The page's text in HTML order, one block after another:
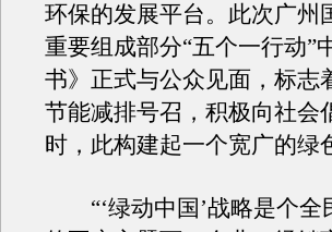
环保的发展平台。此次广州
重要组成部分“五个一行动”
书》正式与公众见面，标志
节能减排号召，积极向社会
时，此构建起一个宽广的绿
“‘绿动中国’战略是个全